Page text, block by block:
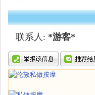
联系人: *游客*